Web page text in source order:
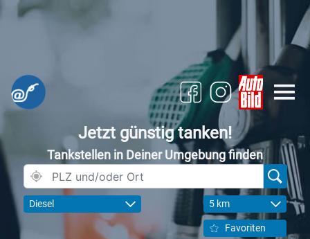
Jetzt günstig tanken!
Tankstellen in Deiner Umgebung finden
Diesel 5 km
Favoriten